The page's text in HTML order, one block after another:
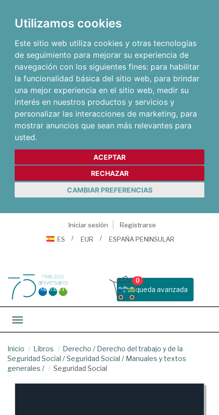
Utilizamos cookies
Este sitio web utiliza cookies y otras tecnologías
de seguimiento para mejorar su experiencia de
navegación con los siguientes fines: para habilitar
la funcionalidad básica del sitio web, para brindar
una mejor experiencia en el sitio web, medir su
interés en nuestros productos y servicios y
personalizar las interacciones de marketing, para
mostrar anuncios que sean más relevantes para
usted.
ACEPTAR
RECHAZAR
CAMBIAR PREFERENCIAS
Iniciar sesión
Registrarse
ES
EUR ESPAÑA PENINSULAR
Busqueda avanzada
0
Toggle navigation
Inicio Libros Derecho / Derecho del trabajo y de la
Seguridad Social /Seguridad Social / Manuales y textos
generales / Seguridad Social